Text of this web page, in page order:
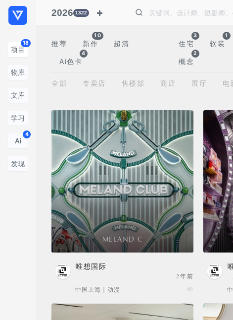
项目
18
物库
文库
学习
Ai
4
发现
2026 1322
推荐 新作
10
超清
Ai色卡
4
住宅
3
软装
1
概念
2
全部 专卖店 售楼部 商店 展厅 电
MELAND C
唯想国际
…
2年前
中国上海 | 动漫
…